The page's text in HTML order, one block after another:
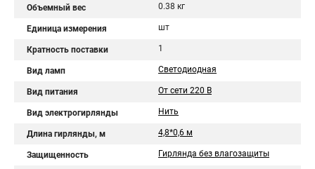
Объемный вес 0.38 кг
Единица измерения шт
Кратность поставки 1
Вид ламп Светодиодная
Вид питания От сети 220 В
Вид электрогирлянды Нить
Длина гирлянды, м 4,8*0,6 м
Защищенность Гирлянда без влагозащиты